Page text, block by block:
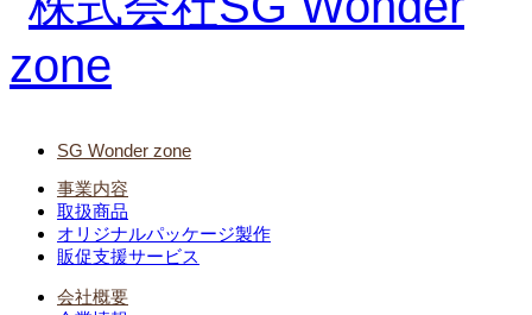
SG Wonder zone
事業内容
取扱商品
オリジナルパッケージ製作
販促支援サービス
会社概要